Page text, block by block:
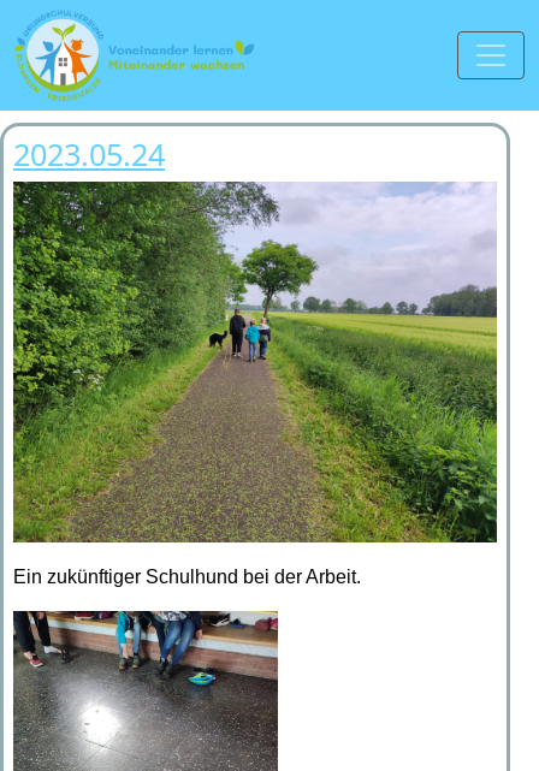
2023.05.24
Ein zukünftiger Schulhund bei der Arbeit.